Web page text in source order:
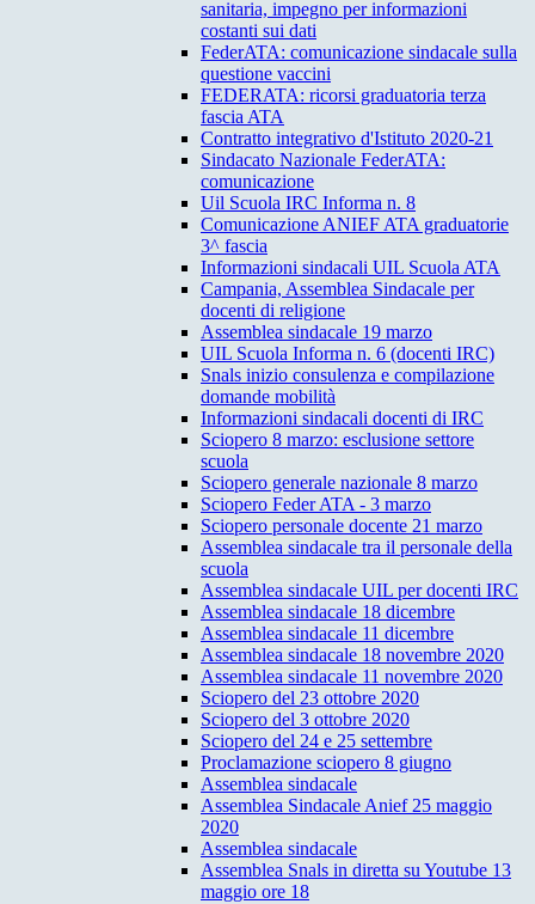
sanitaria, impegno per informazioni
costanti sui dati
FederATA: comunicazione sindacale sulla
questione vaccini
FEDERATA: ricorsi graduatoria terza
fascia ATA
Contratto integrativo d'Istituto 2020-21
Sindacato Nazionale FederATA:
comunicazione
Uil Scuola IRC Informa n. 8
Comunicazione ANIEF ATA graduatorie
3^ fascia
Informazioni sindacali UIL Scuola ATA
Campania, Assemblea Sindacale per
docenti di religione
Assemblea sindacale 19 marzo
UIL Scuola Informa n. 6 (docenti IRC)
Snals inizio consulenza e compilazione
domande mobilità
Informazioni sindacali docenti di IRC
Sciopero 8 marzo: esclusione settore
scuola
Sciopero generale nazionale 8 marzo
Sciopero Feder ATA - 3 marzo
Sciopero personale docente 21 marzo
Assemblea sindacale tra il personale della
scuola
Assemblea sindacale UIL per docenti IRC
Assemblea sindacale 18 dicembre
Assemblea sindacale 11 dicembre
Assemblea sindacale 18 novembre 2020
Assemblea sindacale 11 novembre 2020
Sciopero del 23 ottobre 2020
Sciopero del 3 ottobre 2020
Sciopero del 24 e 25 settembre
Proclamazione sciopero 8 giugno
Assemblea sindacale
Assemblea Sindacale Anief 25 maggio
2020
Assemblea sindacale
Assemblea Snals in diretta su Youtube 13
maggio ore 18